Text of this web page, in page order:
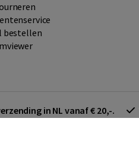
bestellen
in NL vanaf € 20,-.